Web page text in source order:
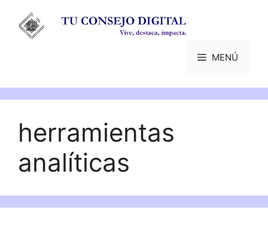
contenido
MENÚ
herramientas
analíticas